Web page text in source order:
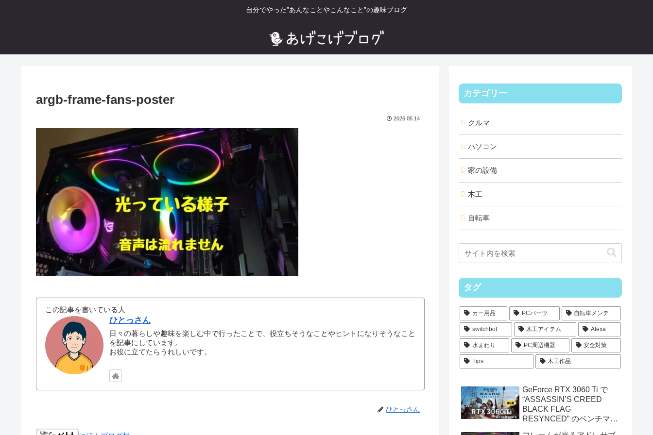
自分でやった”あんなことやこんなこと”の趣味ブログ
argb-frame-fans-poster
2026.05.14
この記事を書いている人
ひとっさん
日々の暮らしや趣味を楽しむ中で行ったことで、役立ちそうなことやヒントになりそうなこと
を記事にしています。
お役に立てたらうれしいです。
ひとっさん
カテゴリー
クルマ
パソコン
家の設備
木工
自転車
タグ
カー用品 PCパーツ 自転車メンテ
switchbot 木工アイテム Alexa
水まわり PC周辺機器 安全対策
Tips 木工作品
GeForce RTX 3060 Ti で
“ASSASSIN’S CREED
BLACK FLAG
RESYNCED” のベンチマー